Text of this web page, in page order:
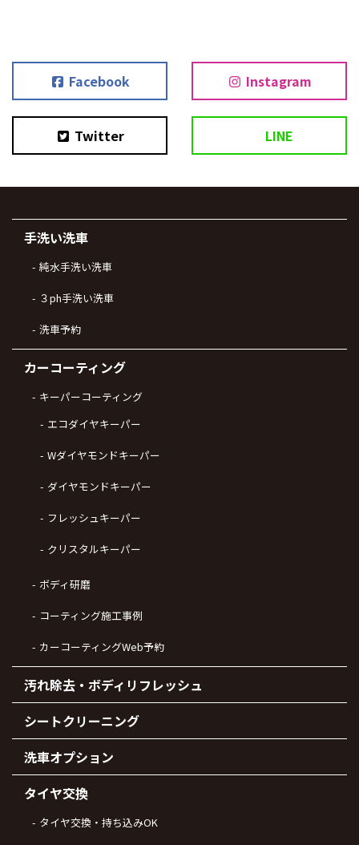
Facebook Instagram
Twitter LINE
手洗い洗車
純水手洗い洗車
３ph手洗い洗車
洗車予約
カーコーティング
キーパーコーティング
エコダイヤキーパー
Wダイヤモンドキーパー
ダイヤモンドキーパー
フレッシュキーパー
クリスタルキーパー
ボディ研磨
コーティング施工事例
カーコーティングWeb予約
汚れ除去・ボディリフレッシュ
シートクリーニング
洗車オプション
タイヤ交換
タイヤ交換・持ち込みOK